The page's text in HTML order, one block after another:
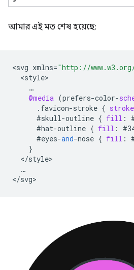
আমার এই মত শেষ হয়েছে:
<svg xmlns="http://
<style
…
@media (prefers-color-
. favicon-stroke { stroke
#skull-outline { fill :
#hat-outline { fill :
#eyes-and-nose { fill :
}
</style
…
</svg